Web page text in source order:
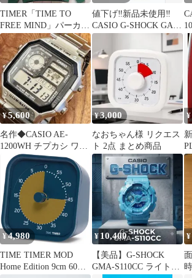
TIMER「TIME TO
FREE MIND」パーカー
スウェット Lサイズ
値下げ‼️新品未使用‼️
CASIO G-SHOCK GA-
710-1AJF
¥5,600
名作◆CASIO AE-
1200WH チプカシ ワー
ルドタイム メタルバン
ド
¥3,000
なおちゃん様 リクエス
ト 2点 まとめ商品
¥
¥4,980
TIME TIMER MOD
Home Edition 9cm 60分
¥ 10,400
【美品】G-SHOCK
GMA-S110CC ライトブ
¥